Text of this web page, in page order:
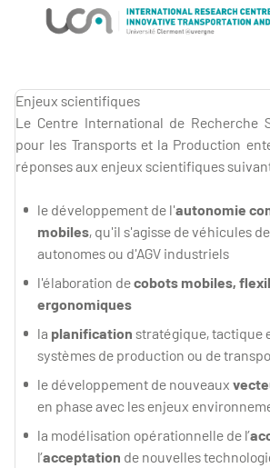
Enjeux scientifiques
Le Centre International de Recherche
pour les Transports et la Production
réponses aux enjeux scientifiques
le développement de l'autonomie
mobiles, qu'il s'agisse de véhicules
autonomes ou d'AGV industriels
l'élaboration decobots mobiles,
ergonomiques
la planification stratégique, tactique
systèmes de production ou de
le développement de nouveaux
en phase avec les enjeux
la modélisation opérationnelle de l’
l’acceptation de nouvelles